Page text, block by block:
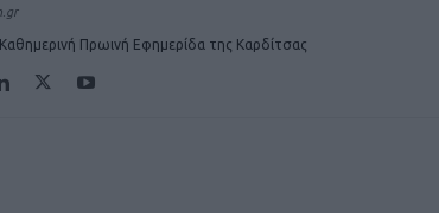
Πρωινή Εφημερίδα της Καρδίτσας